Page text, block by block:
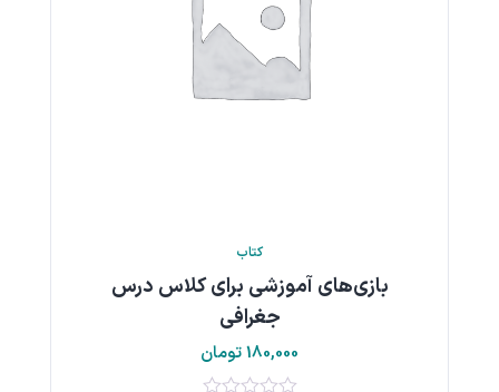
کتاب
بازی‌های آموزشی برای کلاس درس
جغرافی
180,000تومان